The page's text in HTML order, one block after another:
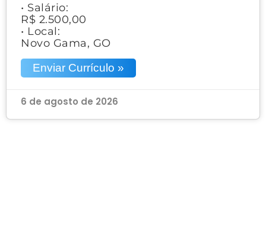
• Salário:
R$ 2.500,00
• Local:
Novo Gama, GO
Enviar Currículo »
6 de agosto de 2026